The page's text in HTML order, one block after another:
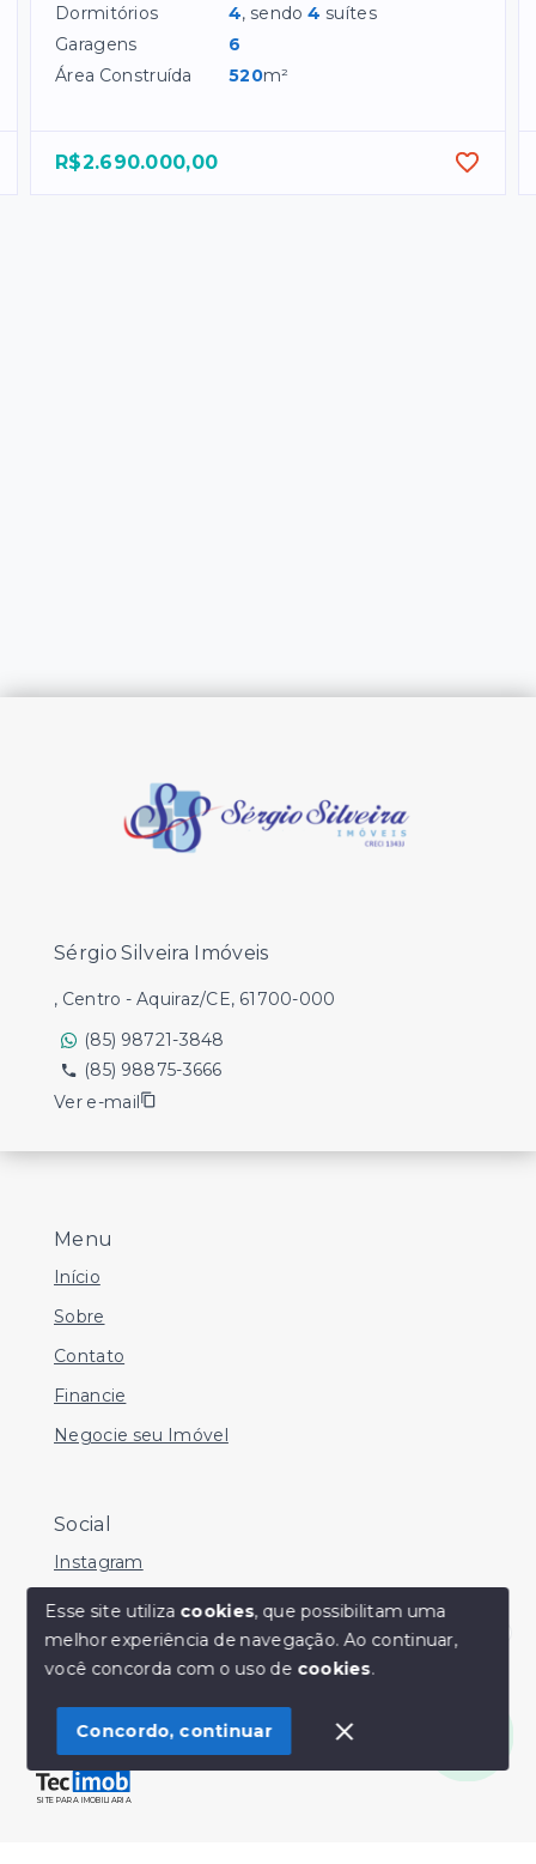
Dormitórios 4, sendo4 suítes
Garagens
6
Área Construída
520m²
R$2.690.000,00
Olá! Estamos disponíveis para te ajudar.
Menu
Início
Sobre
Contato
Financie
Negocie seu Imóvel
Social
Instagram
Facebook
Youtube
© Copyright 2026 - Sérgio Silveira Imóveis - Todos os
direitos reservados
SITE PARA IMOBILIARIA
Sérgio Silveira Imóveis
, Centro - Aquiraz/CE, 61700-000
(85) 98721-3848
(85) 98875-3666
Ver e-mail
Esse site utiliza cookies, que possibilitam uma
melhor experiência de navegação.Ao continuar,
você concorda com o uso de cookies.
Concordo, continuar